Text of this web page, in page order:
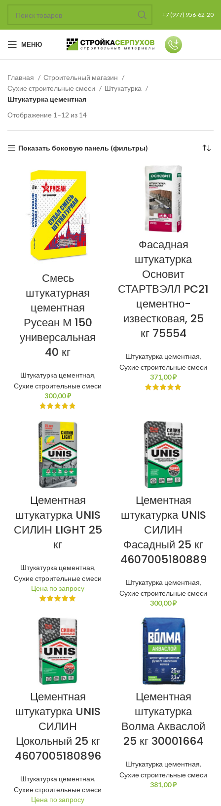
+7 (977) 956-62-20
МЕНЮ
Главная
Строительный магазин
Сухие строительные смеси
Штукатурка
Штукатурка цементная
Отображение 1–12 из 14
Показать боковую панель (фильтры)
Смесь
штукатурная
цементная
Русеан М 150
универсальная
40 кг
Штукатурка цементная,
Сухие строительные смеси
₽
Фасадная
штукатурка
Основит
СТАРТВЭЛЛ PC21
цементно-
известковая, 25
кг 75554
Штукатурка цементная,
Сухие строительные смеси
₽
Цементная
штукатурка UNIS
СИЛИН LIGHT 25
кг
Штукатурка цементная,
Сухие строительные смеси
Цементная
штукатурка UNIS
СИЛИН
Фасадный 25 кг
4607005180889
Штукатурка цементная,
Сухие строительные смеси
₽
Цементная
штукатурка UNIS
СИЛИН
Цокольный 25 кг
4607005180896
Штукатурка цементная,
Сухие строительные смеси
Цементная
штукатурка
Волма Акваслой
25 кг 30001664
Штукатурка цементная,
Сухие строительные смеси
₽